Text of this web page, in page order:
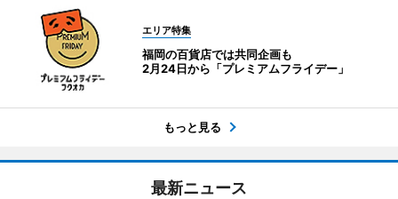
エリア特集
福岡の百貨店では共同企画も
2月24日から「プレミアムフライデー」
もっと見る
最新ニュース